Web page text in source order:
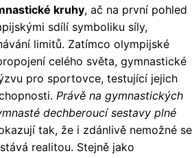
kruhy, ač na první pohled
sdílí symboliku síly,
limitů. Zatímco olympijské
celého světa, gymnastické
pro sportovce, testující jejich
Právě na gymnastických
dechberoucí sestavy plné
tak, že i zdánlivě nemožné se
realitou. Stejně jako